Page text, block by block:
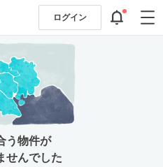
ログイン
う物件が
せんでした